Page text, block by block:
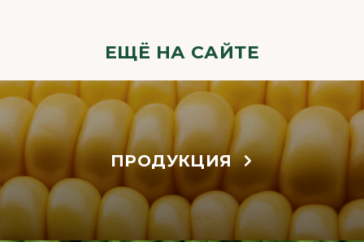
ЕЩЁ НА САЙТЕ
ПРОДУКЦИЯ